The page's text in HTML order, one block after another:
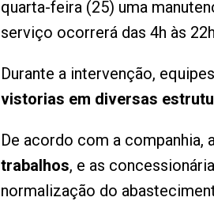
quarta-feira (25) uma
serviço ocorrerá das 4h às
Durante a intervenção,
vistorias em diversas
De acordo com a companhia,
trabalhos, e as
normalização do